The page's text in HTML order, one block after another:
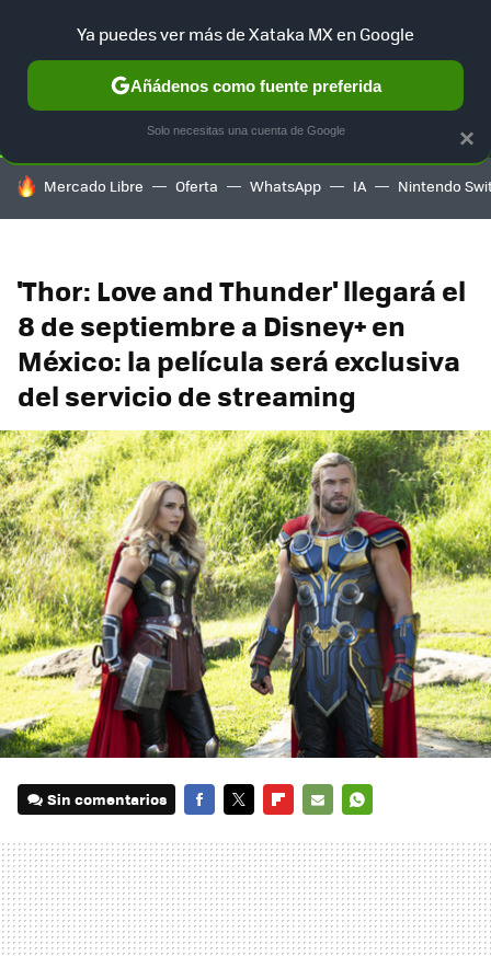
SELECCIÓN GAMING HOME AUTO TERRITORIO
HOY SE HABLA DE
Mercado Libre Oferta WhatsApp IA Nintendo
'Thor: Love and Thunder' llegará el
8 de septiembre a Disney+ en
México: la película será exclusiva
del servicio de streaming
Sin comentarios
MAIL
×
Ya puedes ver más de Xataka MX en Google
Añádenos como fuente preferida
Solo necesitas una cuenta de Google